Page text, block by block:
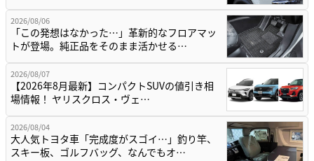
2026/08/06
「この発想はなかった…」革新的なフロアマッ
トが登場。純正品をそのまま活かせる…
2026/08/07
【2026年8月最新】コンパクトSUVの値引き相
場情報！ ヤリスクロス・ヴェ…
2026/08/04
大人気トヨタ車「完成度がスゴイ…」釣り竿、
スキー板、ゴルフバッグ、なんでもオ…